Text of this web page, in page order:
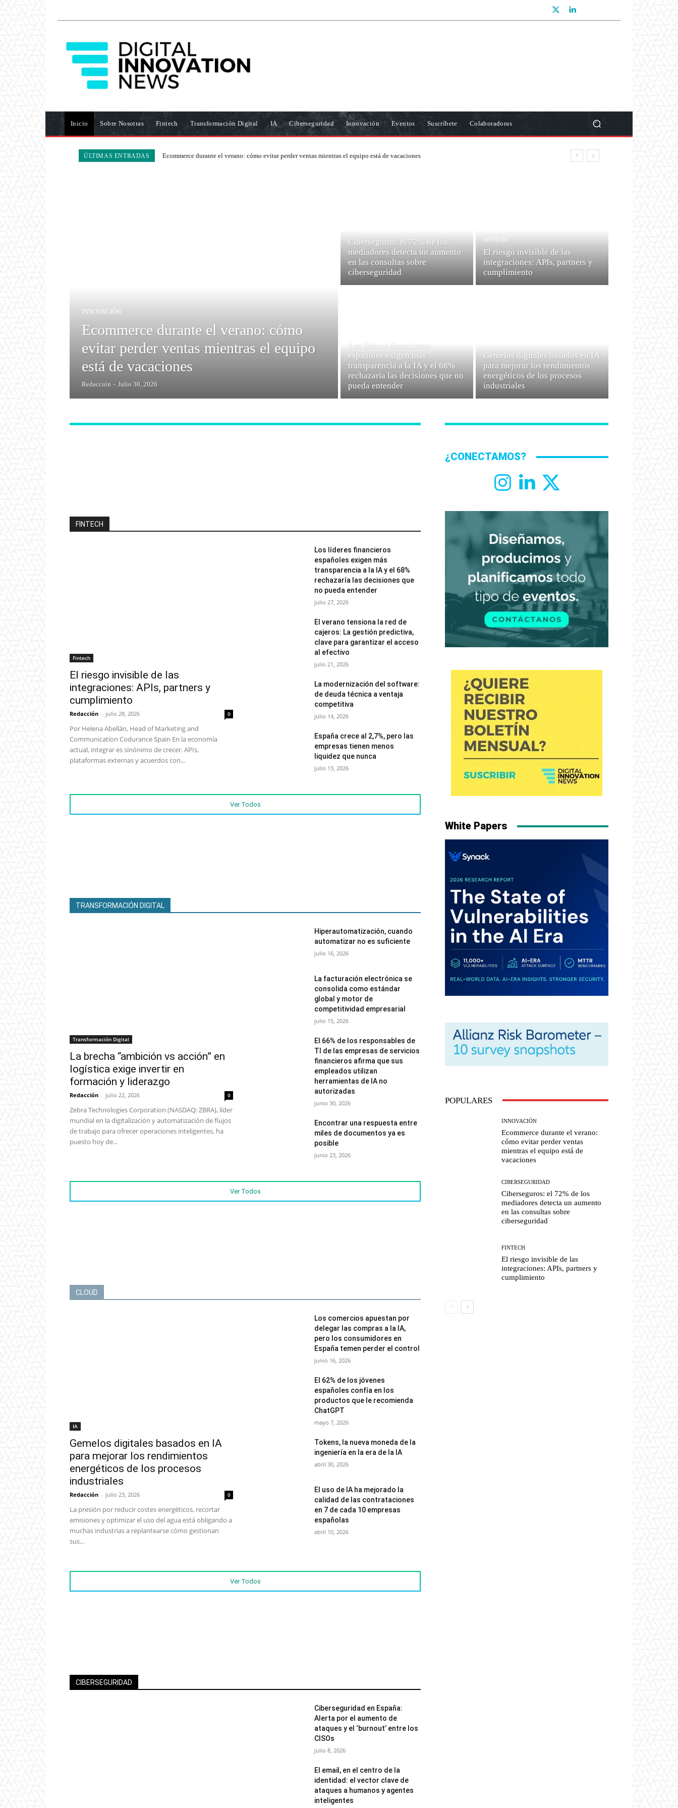
Inicio Sobre Nosotras Fintech Transformación Digital IA Ciberseguridad Innovación Eventos Suscríbete Colaboradoras
ÚLTIMAS ENTRADAS Ecommerce durante el verano: cómo evitar perder ventas mientras el equipo está de vacaciones
INNOVACIÓN
Ecommerce durante el verano: cómo
evitar perder ventas mientras el equipo
está de vacaciones
Redacción - Julio 30, 2026
Ciberseguros: el 72% de los
mediadores detecta un aumento
en las consultas sobre
ciberseguridad
FINTECH
El riesgo invisible de las
integraciones: APIs, partners y
cumplimiento
Los líderes financieros
españoles exigen más
transparencia a la IA y el 68%
rechazaría las decisiones que no
pueda entender
Gemelos digitales basados en IA
para mejorar los rendimientos
energéticos de los procesos
industriales
FINTECH
Fintech
El riesgo invisible de las
integraciones: APIs, partners y
cumplimiento
Redacción - julio 28, 2026 0
Por Helena Abellán, Head of Marketing and
Communication Codurance Spain En la economía
actual, integrar es sinónimo de crecer. APIs,
plataformas externas y acuerdos con...
Los líderes financieros
españoles exigen más
transparencia a la IA y el 68%
rechazaría las decisiones que
no pueda entender
julio 27, 2026
El verano tensiona la red de
cajeros: La gestión predictiva,
clave para garantizar el acceso
al efectivo
julio 21, 2026
La modernización del software:
de deuda técnica a ventaja
competitiva
julio 14, 2026
España crece al 2,7%, pero las
empresas tienen menos
liquidez que nunca
julio 13, 2026
Ver Todos
TRANSFORMACIÓN DIGITAL
Transformación Digital
La brecha “ambición vs acción” en
logística exige invertir en
formación y liderazgo
Redacción - julio 22, 2026 0
Zebra Technologies Corporation (NASDAQ: ZBRA), líder
mundial en la digitalización y automatización de flujos
de trabajo para ofrecer operaciones inteligentes, ha
puesto hoy de...
Hiperautomatización, cuando
automatizar no es suficiente
julio 16, 2026
La facturación electrónica se
consolida como estándar
global y motor de
competitividad empresarial
julio 15, 2026
El 66% de los responsables de
TI de las empresas de servicios
financieros afirma que sus
empleados utilizan
herramientas de IA no
autorizadas
junio 30, 2026
Encontrar una respuesta entre
miles de documentos ya es
posible
junio 23, 2026
Ver Todos
CLOUD
IA
Gemelos digitales basados en IA
para mejorar los rendimientos
energéticos de los procesos
industriales
Redacción - julio 23, 2026 0
La presión por reducir costes energéticos, recortar
emisiones y optimizar el uso del agua está obligando a
muchas industrias a replantearse cómo gestionan
sus...
Los comercios apuestan por
delegar las compras a la IA,
pero los consumidores en
España temen perder el control
junio 16, 2026
El 62% de los jóvenes
españoles confía en los
productos que le recomienda
ChatGPT
mayo 7, 2026
Tokens, la nueva moneda de la
ingeniería en la era de la IA
abril 30, 2026
El uso de IA ha mejorado la
calidad de las contrataciones
en 7 de cada 10 empresas
españolas
abril 10, 2026
Ver Todos
CIBERSEGURIDAD
Ciberseguridad en España:
Alerta por el aumento de
ataques y el ‘burnout’ entre los
CISOs
julio 8, 2026
El email, en el centro de la
identidad: el vector clave de
ataques a humanos y agentes
inteligentes
¿CONECTAMOS?
White Papers
POPULARES
INNOVACIÓN
Ecommerce durante el verano:
cómo evitar perder ventas
mientras el equipo está de
vacaciones
CIBERSEGURIDAD
Ciberseguros: el 72% de los
mediadores detecta un aumento
en las consultas sobre
ciberseguridad
FINTECH
El riesgo invisible de las
integraciones: APIs, partners y
cumplimiento